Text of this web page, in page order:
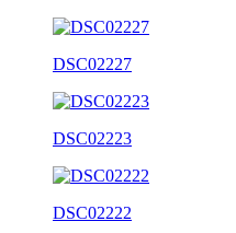
DSC02227
DSC02223
DSC02222